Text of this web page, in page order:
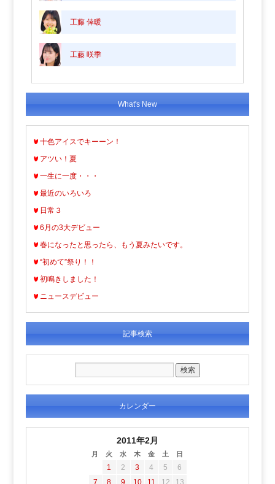
工藤 倖暖
工藤 咲季
What's New
十色アイスでキーーン！
アツい！夏
一生に一度・・・
最近のいろいろ
日常３
6月の3大デビュー
春になったと思ったら、もう夏みたいです。
“初めて”祭り！！
初鳴きしました！
ニュースデビュー
記事検索
カレンダー
2011年2月
月 火 水 木 金 土 日
1 2 3 4 5
6
7
8 9 10 11 12 13